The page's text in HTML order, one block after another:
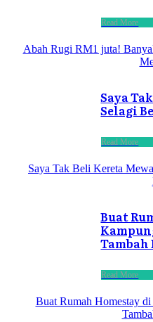
Read More
Abah Rugi RM1 juta!
Saya
Selagi
Read More
Saya Tak Beli Kereta
Buat
Tambah
Read More
Buat Rumah Homestay